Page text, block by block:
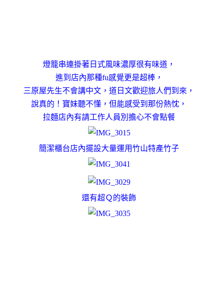
燈籠串連掛著日式風味濃厚很有味道，
進到店內那種fu感覺更是超棒，
三原屋先生不會講中文，道日文歡迎旅人們到來，
說真的！寶妹聽不懂，但能感受到那份熱忱，
拉麵店內有請工作人員別擔心不會點餐
簡潔櫃台店內擺設大量運用竹山特產竹子
還有超Ｑ的裝飾